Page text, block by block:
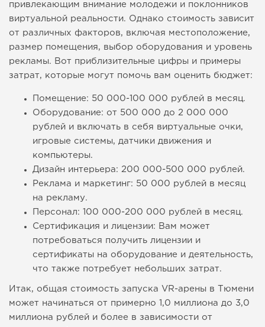
привлекающим внимание молодежи и поклонников
виртуальной реальности. Однако стоимость зависит
от различных факторов, включая местоположение,
размер помещения, выбор оборудования и уровень
рекламы. Вот приблизительные цифры и примеры
затрат, которые могут помочь вам оценить бюджет:
Помещение: 50 000-100 000 рублей в месяц.
Оборудование: от 500 000 до 2 000 000
рублей и включать в себя виртуальные очки,
игровые системы, датчики движения и
компьютеры.
Дизайн интерьера: 200 000-500 000 рублей.
Реклама и маркетинг: 50 000 рублей в месяц
на рекламу.
Персонал: 100 000-200 000 рублей в месяц.
Сертификация и лицензии: Вам может
потребоваться получить лицензии и
сертификаты на оборудование и деятельность,
что также потребует небольших затрат.
Итак, общая стоимость запуска VR-арены в Тюмени
может начинаться от примерно 1,0 миллиона до 3,0
миллиона рублей и более в зависимости от